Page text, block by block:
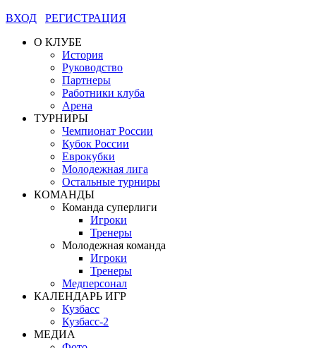
ВХОД
РЕГИСТРАЦИЯ
О КЛУБЕ
История
Руководство
Партнеры
Работники клуба
Арена
ТУРНИРЫ
Чемпионат России
Кубок России
Еврокубки
Молодежная лига
Остальные турниры
КОМАНДЫ
Команда суперлиги
Игроки
Тренеры
Молодежная команда
Игроки
Тренеры
Медперсонал
КАЛЕНДАРЬ ИГР
Кузбасс
Кузбасс-2
МЕДИА